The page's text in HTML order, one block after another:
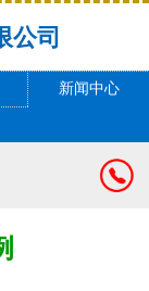
公司
新闻中心